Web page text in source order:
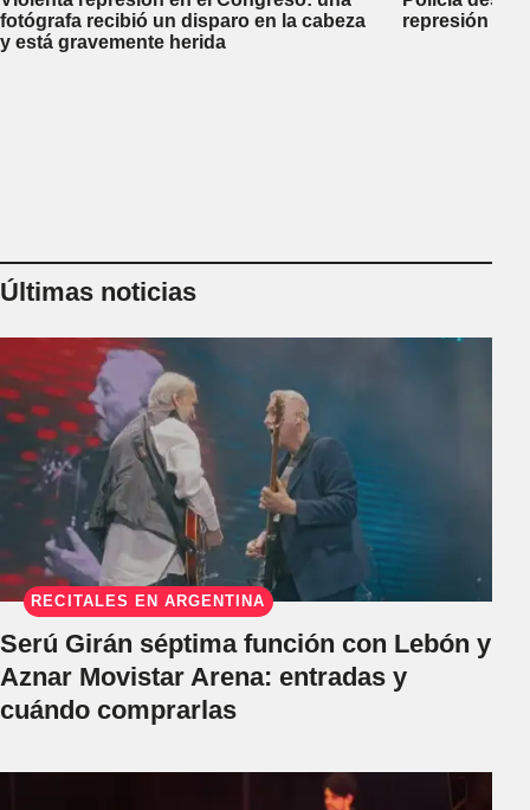
fotógrafa recibió un disparo en la cabeza
y está gravemente herida
represión
Últimas noticias
RECITALES EN ARGENTINA
Serú Girán séptima función con Lebón y
Aznar Movistar Arena: entradas y
cuándo comprarlas